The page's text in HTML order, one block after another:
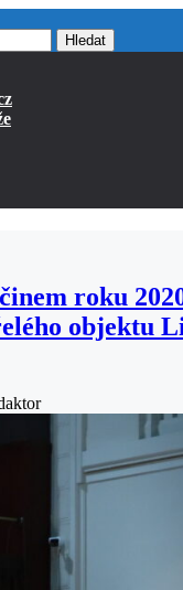
Hledat
roku
objektu